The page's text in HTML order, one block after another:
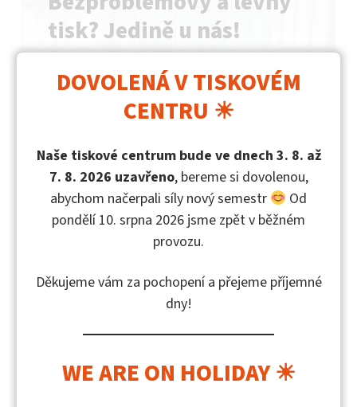
tisk? Jedině u nás!
Levný, spolehlivý a bezproblémový tisk?
V našem tiskovém centru se toho opravdu bát
nemusíte! Chcete tisknout opravdu levně?
doporučují vyučující na svých hodinách
a nechcete za ně platit majlant? Levný tisk…
Více informací v detailu…
17/09/2024 bataadmin
DOVOLENÁ V TISKOVÉM
CENTRU ☀
Naše tiskové centrum bude ve dnech 3. 8. až
7. 8. 2026 uzavřeno, bereme si dovolenou,
abychom načerpali síly nový semestr
Od
pondělí 10. srpna 2026 jsme zpět v běžném
provozu.
Děkujeme vám za pochopení a přejeme příjemné
dny!
WE ARE ON HOLIDAY ☀